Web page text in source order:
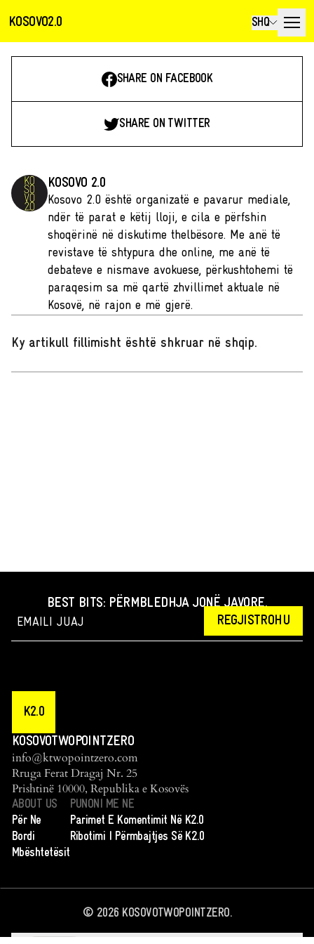
KOSOVO2.0 SHQ
SHARE ON FACEBOOK
SHARE ON TWITTER
KOSOVO 2.0
Kosovo 2.0 është organizatë e pavarur mediale,
ndër të parat e këtij lloji, e cila e përfshin
shoqërinë në diskutime thelbësore. Me anë të
revistave të shtypura dhe online, me anë të
debateve e nismave avokuese, përkushtohemi të
paraqesim sa më qartë zhvillimet aktuale në
Kosovë, në rajon e më gjerë.
Ky artikull fillimisht është shkruar në shqip.
BEST BITS: PËRMBLEDHJA JONË JAVORE.
REGJISTROHU
K2.0
KOSOVOTWOPOINTZERO
info@ktwopointzero.com
Rruga Ferat Dragaj Nr. 25
Prishtinë 10000, Republika e Kosovës
ABOUT US
Për Ne
Bordi
Mbështetësit
PUNONI ME NE
Parimet E Komentimit Në K2.0
Ribotimi I Përmbajtjes Së K2.0
© 2026KOSOVOTWOPOINTZERO.